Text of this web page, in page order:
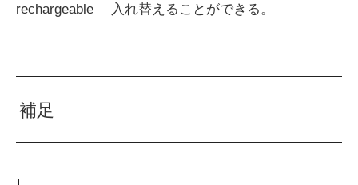
rechargeable 入れ替えることができる。
補足